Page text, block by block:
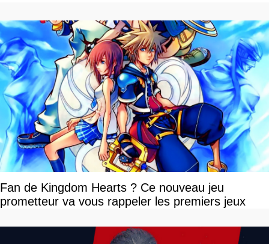
Fan de Kingdom Hearts ? Ce nouveau jeu
prometteur va vous rappeler les premiers jeux